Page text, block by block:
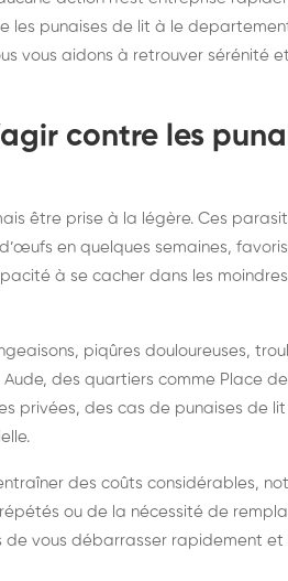
frelons asiatiques :
intervention
punaises de lit à le
vous aidons à retrouver sérénité
contre les
être prise à la légère. Ces
en quelques semaines,
à se cacher dans les
piqûres douloureuses,
des quartiers comme Place de
privées, des cas de punaises de
des coûts considérables,
ou de la nécessité de
de vous débarrasser rapidement